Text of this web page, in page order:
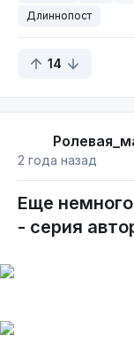
Длиннопост
14
2 года назад
Еще
- серия